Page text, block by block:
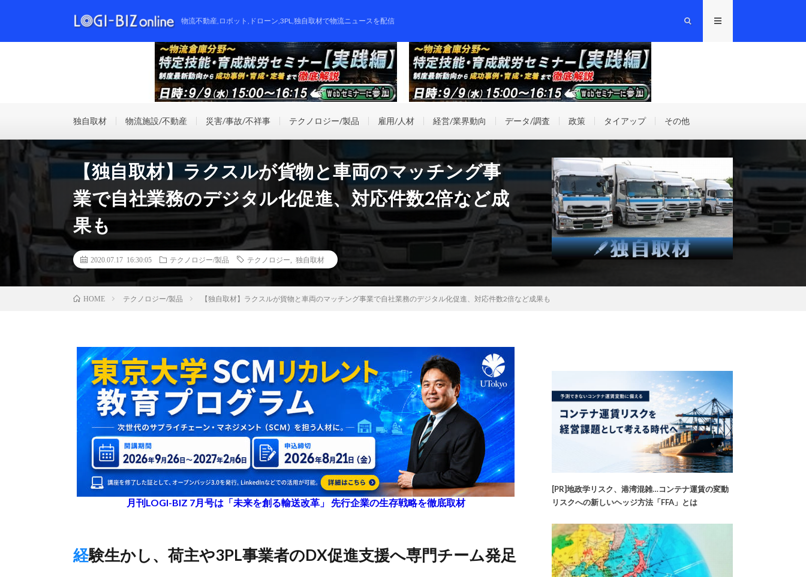
物流不動産,ロボット,ドローン,3PL,独自取材で物流ニュースを配信
独自取材 物流施設/不動産 災害/事故/不祥事 テクノロジー/製品 雇用/人材 経営/業界動向 データ/調査 政策 タイアップ その他
【独自取材】ラクスルが貨物と車両のマッチング事
業で自社業務のデジタル化促進、対応件数2倍など成
果も
2020.07.17 16:30:05 テクノロジー/製品 テクノロジー 独自取材
HOME テクノロジー/製品 【独自取材】ラクスルが貨物と車両のマッチング事業で自社業務のデジタル化促進、対応件数2倍など成果も
月刊LOGI-BIZ 7月号は「未来を創る輸送改革」 先行企業の生存戦略を徹底取材
経験生かし、荷主や3PL事業者のDX促進支援へ専門チーム発足
[PR]地政学リスク、港湾混雑…コンテナ運賃の変動
リスクへの新しいヘッジ方法「FFA」とは